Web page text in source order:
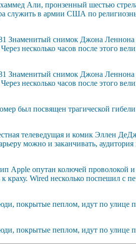
Али, пронзенный шестью
служить в армии США по
Знаменитый снимок Джона
несколько часов после этого
Знаменитый снимок Джона
несколько часов после этого
был посвящен трагической
телеведущая и комик Эллен
можно и заканчивать, аудитория
Apple опутан колючей проволокой
к краху. Wired несколько поспешил с
покрытые пеплом, идут по улице
покрытые пеплом, идут по улице